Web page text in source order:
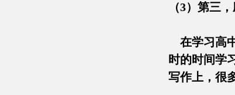
（3）第三
在学习高
时的时间学
写作上，